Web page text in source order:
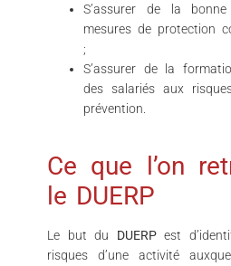
S’assurer de la
mesures de protection
;
S’assurer de la
des salariés aux
prévention.
Ce que l’on
le DUERP
Le but du DUERPest
risques d’une activité